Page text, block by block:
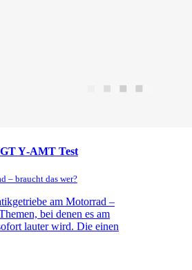
Y‑AMT Test
– braucht das wer?
am Motorrad –
bei denen es am
lauter wird. Die einen